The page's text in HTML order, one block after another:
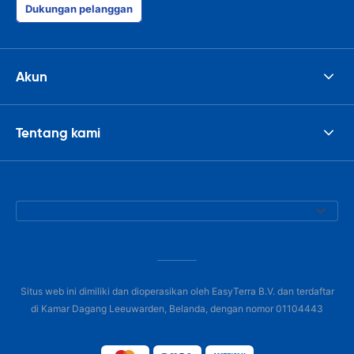
Dukungan pelanggan
Akun
Tentang kami
Situs web ini dimiliki dan dioperasikan oleh EasyTerra B.V. dan terdaftar
di Kamar Dagang Leeuwarden, Belanda, dengan nomor 01104443